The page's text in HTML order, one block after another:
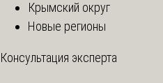
Крымский округ
Новые регионы
Консультация эксперта